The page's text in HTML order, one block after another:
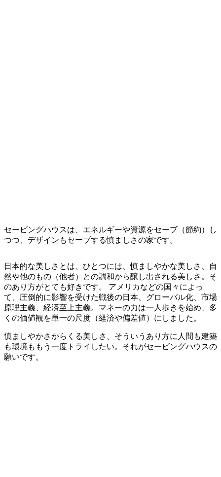
セービングハウスは、エネルギーや資源をセーブ（節約）し
つつ、デザインもセーブする慎ましさの家です。
日本的な美しさとは、ひとつには、慎ましやかな美しさ、自
然や他のもの（他者）との調和から醸し出される美しさ。そ
のあり方がとても好きです。 アメリカなどの国々によっ
て、圧倒的に影響を受けた戦後の日本、グローバル化、市場
原理主義、経済至上主義。マネーの力は一人歩きを始め、多
くの価値観を単一の尺度（経済や偏差値）にしました。
慎ましやかさからくる美しさ、そういうあり方に人間も建築
も環境ももう一度トライしたい。それがセービングハウスの
願いです。